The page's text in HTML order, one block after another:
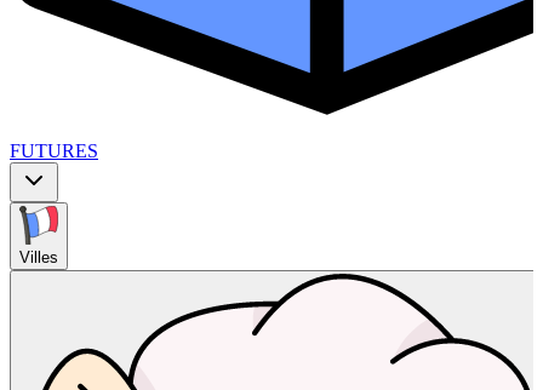
FUTURES
Villes